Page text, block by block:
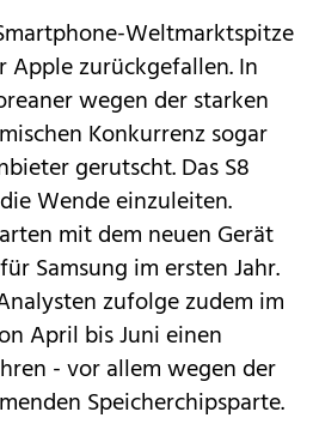
Weltmarktspitze
zurückgefallen. In
wegen der starken
Konkurrenz sogar
gerutscht. Das S8
Wende einzuleiten.
mit dem neuen Gerät
Samsung im ersten Jahr.
zufolge zudem im
April bis Juni einen
- vor allem wegen der
Speicherchipsparte.